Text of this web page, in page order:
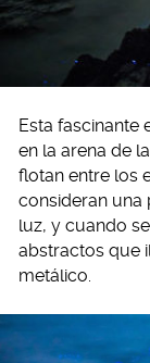
Esta fascinante
en la arena de
flotan entre los
consideran una
luz, y cuando
abstractos que
metálico.